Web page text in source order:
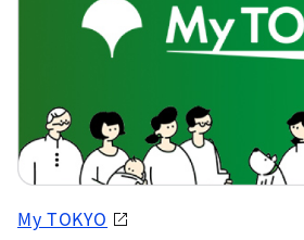
My TOKYO